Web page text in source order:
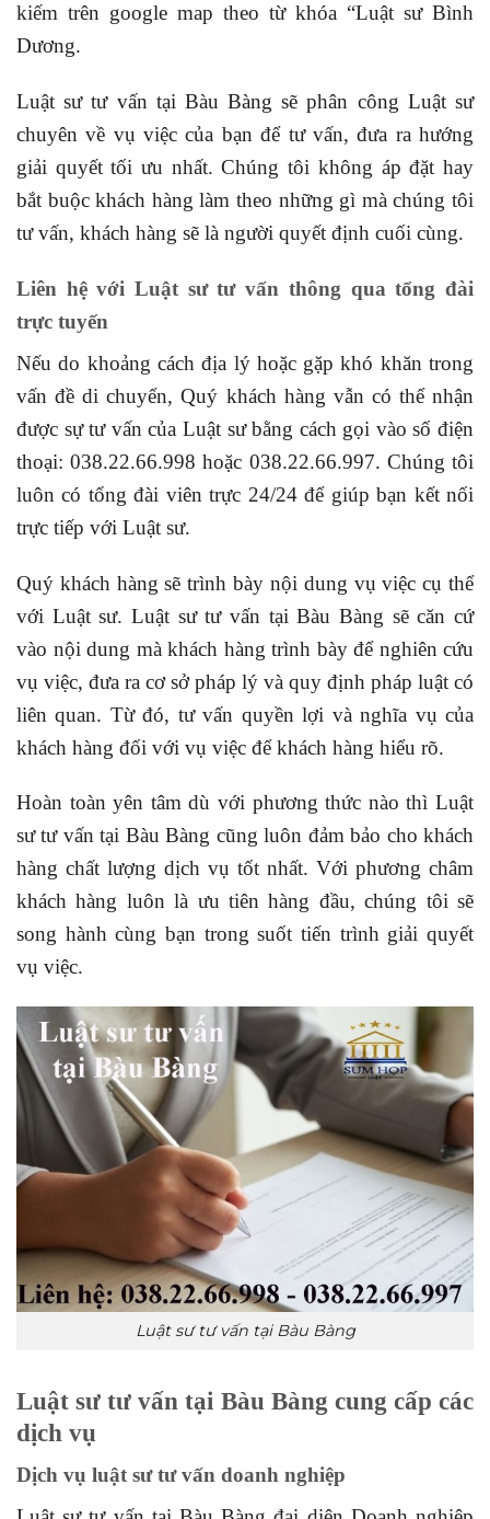
kiếm trên google map theo từ khóa “Luật sư Bình
Dương.
Luật sư tư vấn tại Bàu Bàng sẽ phân công Luật sư
chuyên về vụ việc của bạn để tư vấn, đưa ra hướng
giải quyết tối ưu nhất. Chúng tôi không áp đặt hay
bắt buộc khách hàng làm theo những gì mà chúng tôi
tư vấn, khách hàng sẽ là người quyết định cuối cùng.
Liên hệ với Luật sư tư vấn thông qua tổng đài
trực tuyến
Nếu do khoảng cách địa lý hoặc gặp khó khăn trong
vấn đề di chuyển, Quý khách hàng vẫn có thể nhận
được sự tư vấn của Luật sư bằng cách gọi vào số điện
thoại: 038.22.66.998 hoặc 038.22.66.997. Chúng tôi
luôn có tổng đài viên trực 24/24 để giúp bạn kết nối
trực tiếp với Luật sư.
Quý khách hàng sẽ trình bày nội dung vụ việc cụ thể
với Luật sư. Luật sư tư vấn tại Bàu Bàng sẽ căn cứ
vào nội dung mà khách hàng trình bày để nghiên cứu
vụ việc, đưa ra cơ sở pháp lý và quy định pháp luật có
liên quan. Từ đó, tư vấn quyền lợi và nghĩa vụ của
khách hàng đối với vụ việc để khách hàng hiểu rõ.
Hoàn toàn yên tâm dù với phương thức nào thì Luật
sư tư vấn tại Bàu Bàng cũng luôn đảm bảo cho khách
hàng chất lượng dịch vụ tốt nhất. Với phương châm
khách hàng luôn là ưu tiên hàng đầu, chúng tôi sẽ
song hành cùng bạn trong suốt tiến trình giải quyết
vụ việc.
Luật sư tư vấn tại Bàu Bàng
Luật sư tư vấn tại Bàu Bàng cung cấp các
dịch vụ
Dịch vụ luật sư tư vấn doanh nghiệp